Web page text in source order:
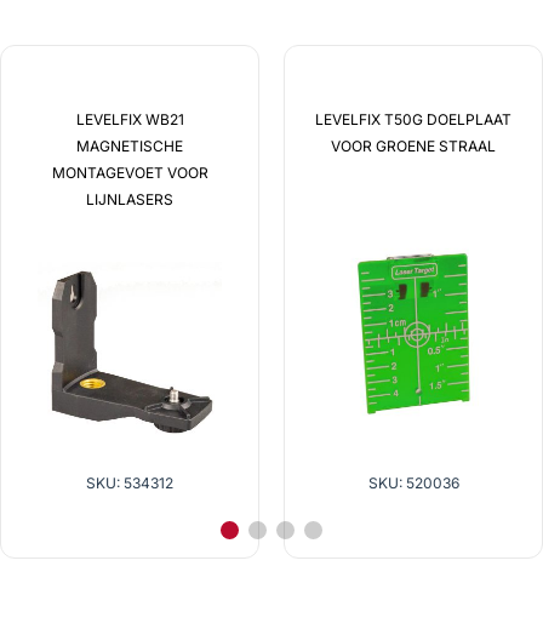
LEVELFIX WB21
MAGNETISCHE
MONTAGEVOET VOOR
LIJNLASERS
SKU: 534312
LEVELFIX T50G DOELPLAAT
VOOR GROENE STRAAL
SKU: 520036